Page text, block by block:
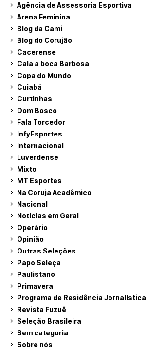
Agência de Assessoria Esportiva
Arena Feminina
Blog da Cami
Blog do Corujão
Cacerense
Cala a boca Barbosa
Copa do Mundo
Cuiabá
Curtinhas
Dom Bosco
Fala Torcedor
InfyEsportes
Internacional
Luverdense
Mixto
MT Esportes
Na Coruja Acadêmico
Nacional
Noticias em Geral
Operário
Opinião
Outras Seleções
Papo Seleça
Paulistano
Primavera
Programa de Residência Jornalística
Revista Fuzuê
Seleção Brasileira
Sem categoria
Sobre nós